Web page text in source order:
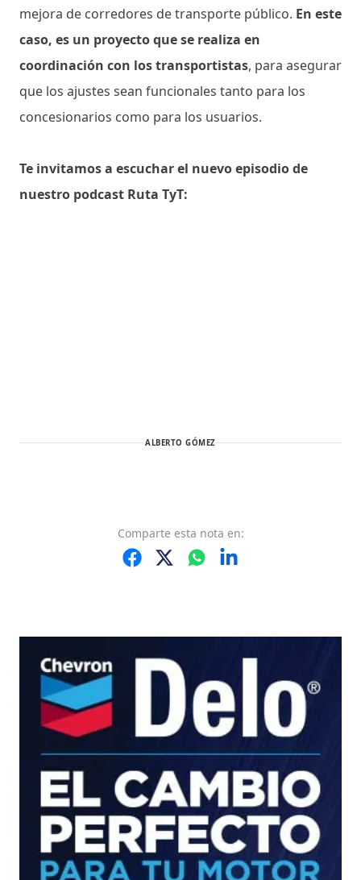
mejora de corredores de transporte público. En este
caso, es un proyecto que se realiza en
coordinación con los transportistas, para asegurar
que los ajustes sean funcionales tanto para los
concesionarios como para los usuarios.
Te invitamos a escuchar el nuevo episodio de
nuestro podcast Ruta TyT:
ALBERTO GÓMEZ
Comparte esta nota en: